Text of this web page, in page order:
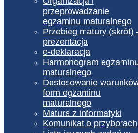
przeprowadzanie
egzaminu maturalnego
Przebieg matury (skrót)
prezentacja
e-deklaracja
Harmonogram egzaminu
maturalnego
Dostosowanie
form egzaminu
maturalnego
Matura z informatyki
Komunikat o przyborach